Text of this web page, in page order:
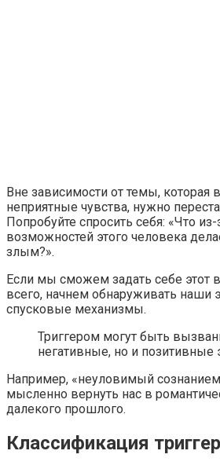
Вне зависимости от темы, которая
неприятные чувства, нужно
Попробуйте спросить себя: «Что
возможностей этого человека
злым?».
Если мы сможем задать себе этот
всего, начнем обнаруживать наши
спусковые механизмы.
Триггером могут быть
негативные, но и позитивные
Например, «неуловимый
мысленно вернуть нас в
далекого прошлого.
Классификация